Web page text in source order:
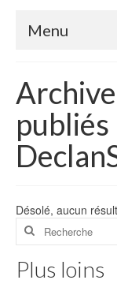
Menu
Se
Cuisne
Radio
publiés
Désolé, aucun
Rechercher
Plus loins